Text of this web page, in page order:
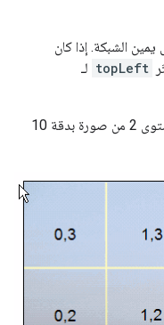
(0.0) في أسفل يمين الشبكة. إذا كان
topLeft لـ
يوضح الشكل التالي ترقيم المربعات في المستوى 2 من صورة بدقة 10